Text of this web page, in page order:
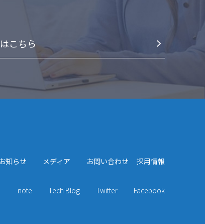
こちら
お知らせ メディア お問い合わせ 採用情報
note Tech Blog Twitter Facebook